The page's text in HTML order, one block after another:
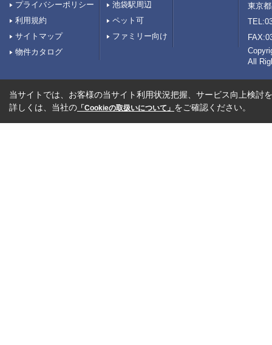
プライバシーポリシー
利用規約
サイトマップ
物件カタログ
池袋駅周辺
ペット可
ファミリー向け
東京
All
当サイトでは、お客様の当サイト利用状況把握、サービス向上検討
詳しくは、当社の 「Cookieの取扱いについて」 をご確認ください。